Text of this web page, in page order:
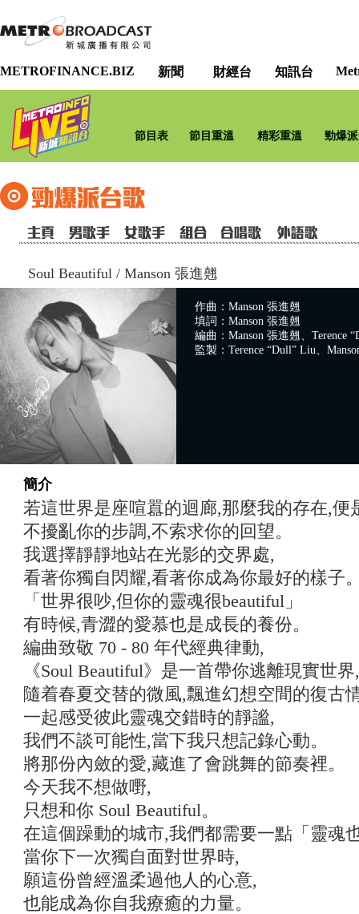
METROFINANCE.BIZ 新聞 財經台 知訊台
節目表 節目重溫 精彩重溫 勁爆
Soul Beautiful / Manson 張進翹
作曲：Manson 張進翹
填詞：Manson 張進翹
編曲：Manson 張進翹、Terence
監製：Terence “Dull” Liu、
簡介
若這世界是座喧囂的迴廊,那麼我的存在,便
不擾亂你的步調,不索求你的回望。
我選擇靜靜地站在光影的交界處,
看著你獨自閃耀,看著你成為你最好的樣子
「世界很吵,但你的靈魂很beautiful」
有時候,⻘澀的愛慕也是成長的養份。
編曲致敬 70 - 80 年代經典律動,
《Soul Beautiful》是一首帶你逃離現實世界,
隨着春夏交替的微風,飄進幻想空間的復古
一起感受彼此靈魂交錯時的靜謐,
我們不談可能性,當下我只想記錄心動。
將那份內斂的愛,藏進了會跳舞的節奏裡。
今天我不想做嘢,
只想和你 Soul Beautiful。
在這個躁動的城市,我們都需要一點「靈魂
當你下一次獨自面對世界時,
願這份曾經溫柔過他人的心意,
也能成為你自我療癒的力量。